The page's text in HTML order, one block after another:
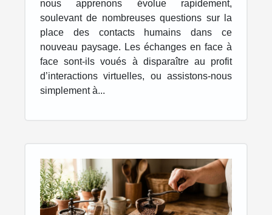
nous apprenons évolue rapidement,
soulevant de nombreuses questions sur la
place des contacts humains dans ce
nouveau paysage. Les échanges en face à
face sont-ils voués à disparaître au profit
d’interactions virtuelles, ou assistons-nous
simplement à...